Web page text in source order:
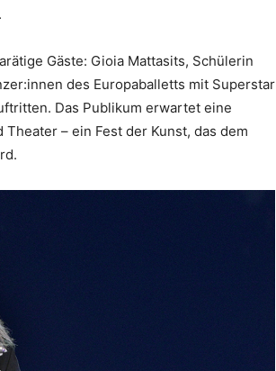
Gäste: Gioia Mattasits, Schülerin
des Europaballetts mit Superstar
Das Publikum erwartet eine
– ein Fest der Kunst, das dem